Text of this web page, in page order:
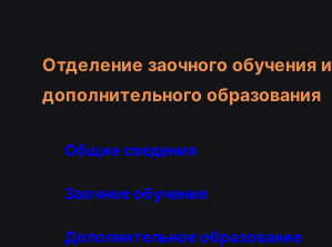
Отделение заочного обучения и
дополнительного образования
Общие сведения
Заочное обучение
Дополнительное образование